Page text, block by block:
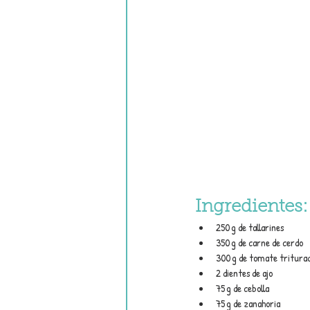
Ingredientes:
250 g de tallarines
350 g de carne de cerdo
300 g de tomate
2 dientes de ajo
75 g de cebolla
75 g de zanahoria